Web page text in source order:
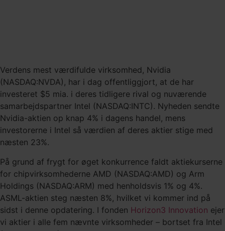
Verdens mest værdifulde virksomhed, Nvidia
(NASDAQ:NVDA), har i dag offentliggjort, at de har
investeret $5 mia. i deres tidligere rival og nuværende
samarbejdspartner Intel (NASDAQ:INTC). Nyheden sendte
Nvidia-aktien op knap 4% i dagens handel, mens
investorerne i Intel så værdien af deres aktier stige med
næsten 23%.
På grund af frygt for øget konkurrence faldt aktiekurserne
for chipvirksomhederne AMD (NASDAQ:AMD) og Arm
Holdings (NASDAQ:ARM) med henholdsvis 1% og 4%.
ASML-aktien steg næsten 8%, hvilket vi kommer ind på
sidst i denne opdatering. I fonden Horizon3 Innovation ejer
vi aktier i alle fem nævnte virksomheder – bortset fra Intel